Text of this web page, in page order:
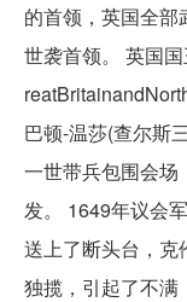
的首领，英国全
世袭首领。 英国
巴顿-温莎(查尔斯
一世带兵包围会场
发。 1649年议会
送上了断头台，克
独揽，引起了不满